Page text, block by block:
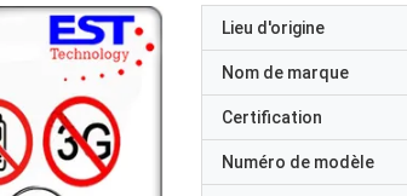
Lieu d'origine
Nom de marque
Certification
Numéro de modèle